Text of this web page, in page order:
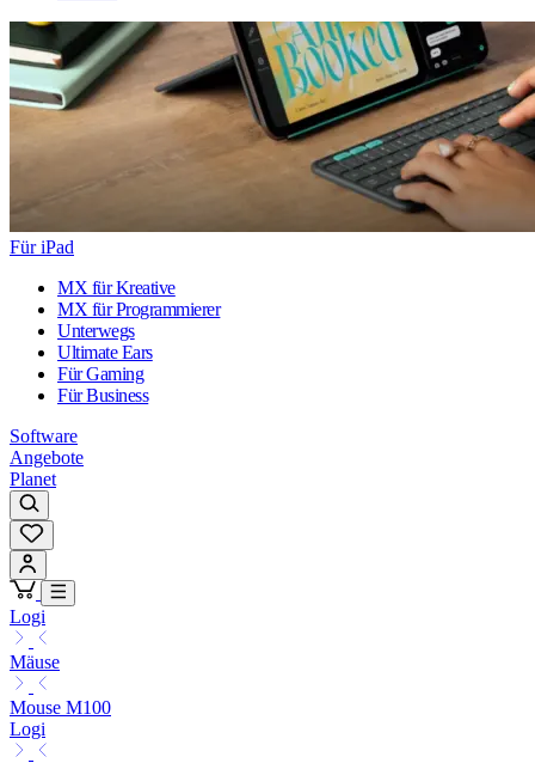
Für iPad
MX für Kreative
MX für Programmierer
Unterwegs
Ultimate Ears
Für Gaming
Für Business
Software
Angebote
Planet
Logi
Mäuse
Mouse M100
Logi